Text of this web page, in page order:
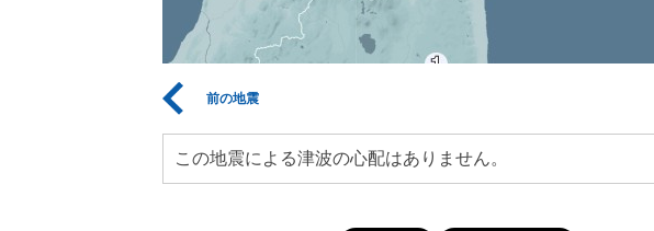
前の地震
この地震による津波の心配はありません。